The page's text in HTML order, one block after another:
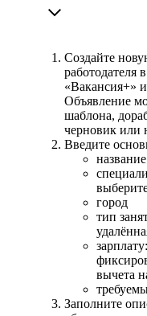
Создайте
работодателя
«Вакансия+»
Объявление
шаблона,
черновик или
Введите
город
тип
вычета
Заполните